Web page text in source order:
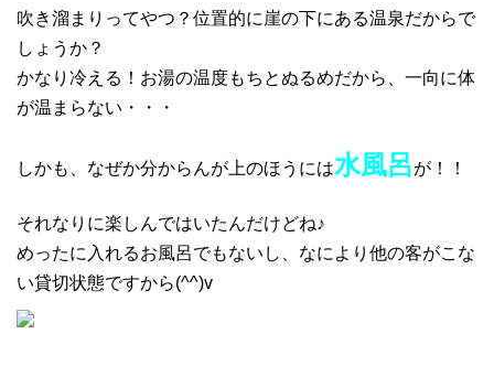
吹き溜まりってやつ？位置的に崖の下にある温泉だからで
しょうか？
かなり冷える！お湯の温度もちとぬるめだから、一向に体
が温まらない・・・
しかも、なぜか分からんが上のほうには水風呂が！！
それなりに楽しんではいたんだけどね♪
めったに入れるお風呂でもないし、なにより他の客がこな
い貸切状態ですから(^^)v